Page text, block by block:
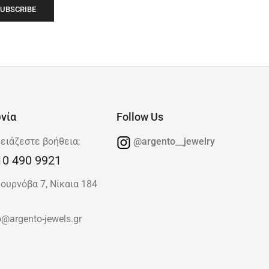
βοήθεια;
490 9921
7, Νίκαια 184
jewels.gr
Follow Us
@argento__jewelry